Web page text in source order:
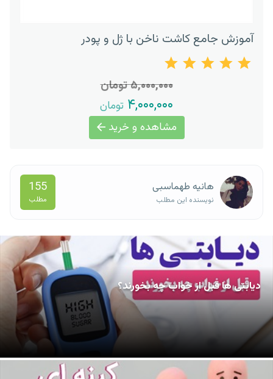
آموزش جامع کاشت ناخن با ژل و پودر
۵,۰۰۰,۰۰۰ تومان
۴,۰۰۰,۰۰۰ تومان
مشاهده و خرید
هانیه طهماسبی
نویسنده این مطلب
155
مطلب
دیابتی ها قبل از خواب چه بخورند؟